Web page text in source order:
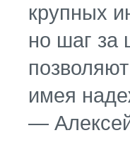
крупных
но шаг за
имея
—